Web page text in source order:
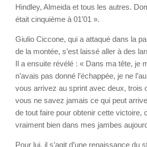
Hindley, Almeida et tous les autres.
était cinquième à 01’01 ».
Giulio Ciccone, qui a attaqué dans la
de la montée, s’est laissé aller à des
Il a ensuite révélé : « Dans ma tête, je
n’avais pas donné l’échappée, je ne
vous arrivez au sprint avec deux, trois
vous ne savez jamais ce qui peut
de tout faire pour obtenir cette victoire,
vraiment bien dans mes jambes
Pour lui, il s’agit d’une renaissance du